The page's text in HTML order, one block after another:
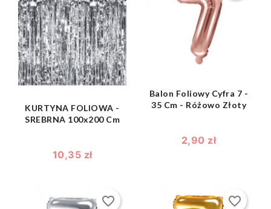
shopping_bag 
KURTYNA FOLIOWA -
SREBRNA 100x200 Cm
10,35 zł

Balon Foliowy Cyfra 7 -
35 Cm - Różowo Złoty
2,90 zł
favorite_border favorite_border